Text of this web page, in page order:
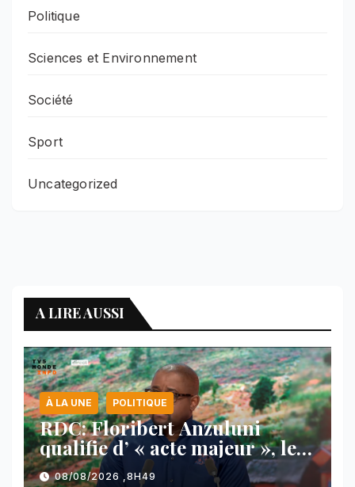
Politique
Sciences et Environnement
Société
Sport
Uncategorized
A LIRE AUSSI
À LA UNE POLITIQUE
RDC: Floribert Anzuluni
qualifie d’ « acte majeur », le
protocole de désarmement des
08/08/2026 ,8H49